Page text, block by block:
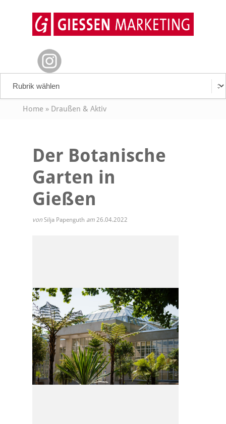
Home» Draußen & Aktiv
Der Botanische
Garten in
Gießen
von Silja Papenguth am 26.04.2022